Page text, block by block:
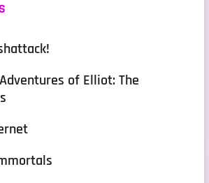
of Elliot: The